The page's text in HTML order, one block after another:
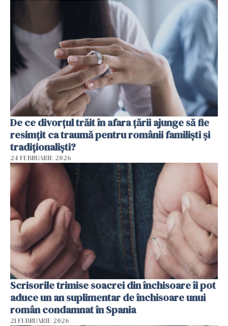
De ce divorțul trăit în afara țării ajunge să fie
resimțit ca traumă pentru românii familiști și
tradiționaliști?
24 FEBRUARIE 2026
Scrisorile trimise soacrei din închisoare îi pot
aduce un an suplimentar de închisoare unui
român condamnat în Spania
21 FEBRUARIE 2026